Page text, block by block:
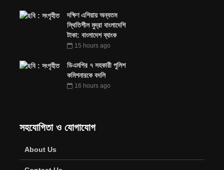
দক্ষিণ এশিয়ায় অন্যতম
স্থিতিশীল মুদ্রা বাংলাদেশি
টাকা: বাংলাদেশ ব্যাংক
15 hours ago
ডিএমপির ৭ সহকারী পুলিশ
কমিশনারকে বদলি
16 hours ago
সহযোগিতা ও যোগাযোগ
About Us